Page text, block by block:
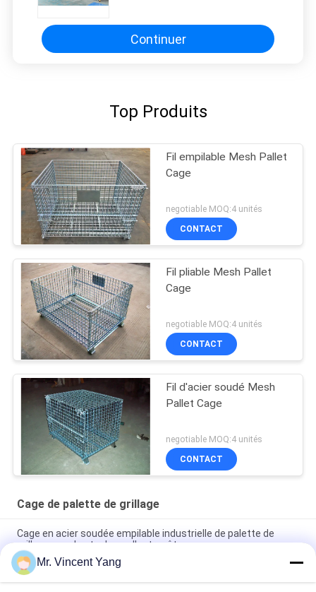
Continuer
Top Produits
Fil empilable Mesh Pallet
Cage
negotiable MOQ:4 unités
CONTACT
Fil pliable Mesh Pallet
Cage
negotiable MOQ:4 unités
CONTACT
Fil d'acier soudé Mesh
Pallet Cage
negotiable MOQ:4 unités
CONTACT
Cage de palette de grillage
Cage en acier soudée empilable industrielle de palette de
grillage pour le stockage d'entrepôt
Cage pliable galvanisée résistante de palette de grillage avec
de l'acier étiré à froid
Mr. Vincent Yang